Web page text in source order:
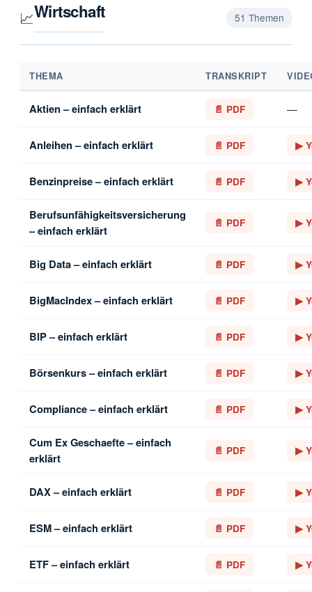
📈Wirtschaft 51 Themen
THEMA TRANSKRIPT
Aktien – einfach erklärt 📄 PDF —
Anleihen – einfach erklärt 📄 PDF ▶
Benzinpreise – einfach erklärt 📄 PDF ▶
Berufsunfähigkeitsversicherung
– einfach erklärt
📄 PDF ▶
Big Data – einfach erklärt 📄 PDF ▶
BigMacIndex – einfach erklärt 📄 PDF ▶
BIP – einfach erklärt 📄 PDF ▶
Börsenkurs – einfach erklärt 📄 PDF ▶
Compliance – einfach erklärt 📄 PDF ▶
Cum Ex Geschaefte – einfach
erklärt
📄 PDF ▶
DAX – einfach erklärt 📄 PDF ▶
ESM – einfach erklärt 📄 PDF ▶
ETF – einfach erklärt 📄 PDF ▶